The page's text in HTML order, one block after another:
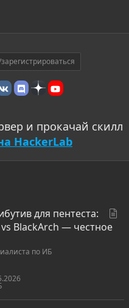
и прокачай скилл
HackerLab
для пентеста:
BlackArch — честное
по ИБ